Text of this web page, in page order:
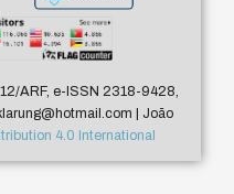
ARF, e-ISSN 2318-9428,
| João
4.0 International